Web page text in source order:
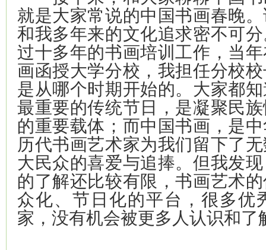
就是大家常说的中国书画春晚
和我多年来的文化追求密不可
过十多年的书画培训工作，当
画函授大学分校，我担任分校
是从哪个时期开始的。大家都
最重要的传统节日，是凝聚民
的重要载体；而中国书画，是
历代书画艺术家为我们留下了
大民众的喜爱与追捧。但我发
的了解还比较有限，书画艺术
众化、节日化的平台，很多优
家，没有机会被更多人认识和了